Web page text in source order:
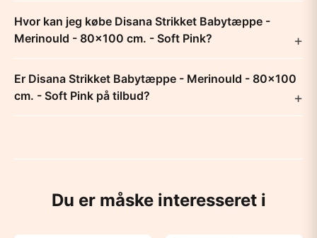
Hvor kan jeg købe Disana Strikket Babytæppe -
Merinould - 80x100 cm. - Soft Pink?
Er Disana Strikket Babytæppe - Merinould - 80x100
cm. - Soft Pink på tilbud?
Du er måske interesseret i